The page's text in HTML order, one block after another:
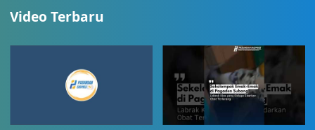
Video Terbaru